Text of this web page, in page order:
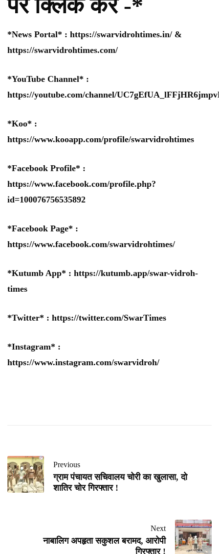
पर क्लिक करे -*
*News Portal* : https://swarvidrohtimes.in/ &
https://swarvidrohtimes.com/
*YouTube Channel* :
https://youtube.com/channel/
*Koo* :
https://www.kooapp.com/profile/swarvidrohtimes
*Facebook Profile* :
https://www.facebook.com/profile.php?
id=100076756535892
*Facebook Page* :
https://www.facebook.com/swarvidrohtimes/
*Kutumb App* : https://kutumb.app/swar-vidroh-
times
*Twitter* : https://twitter.com/SwarTimes
*Instagram* :
https://www.instagram.com/swarvidroh/
Previous
ग्राम पंचायत सचिवालय चोरी का खुलासा, दो
शातिर चोर गिरफ्तार !
Next
नाबालिग अपहृता सकुशल बरामद, आरोपी
गिरफ्तार !